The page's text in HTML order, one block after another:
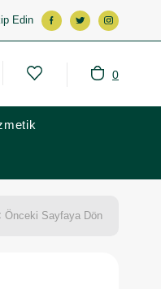
Edin
0
Önceki Sayfaya Dön